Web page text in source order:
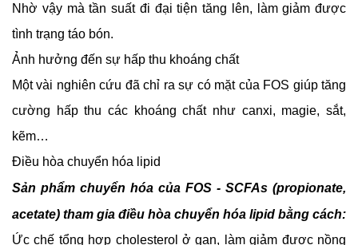
Nhờ vậy mà tần suất đi đại tiện tăng lên, làm giảm được
tình trạng táo bón.
Ảnh hưởng đến sự hấp thu khoáng chất
Một vài nghiên cứu đã chỉ ra sự có mặt của FOS giúp tăng
cường hấp thu các khoáng chất như canxi, magie, sắt,
kẽm…
Điều hòa chuyển hóa lipid
Sản phẩm chuyển hóa của FOS - SCFAs (propionate,
acetate) tham gia điều hòa chuyển hóa lipid bằng cách:
Ức chế tổng hợp cholesterol ở gan, làm giảm được nồng